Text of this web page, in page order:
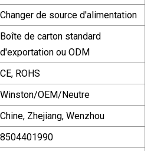
Changer de source d'alimentation
Boîte de carton standard
d'exportation ou ODM
CE, ROHS
Winston/OEM/Neutre
Chine, Zhejiang, Wenzhou
8504401990